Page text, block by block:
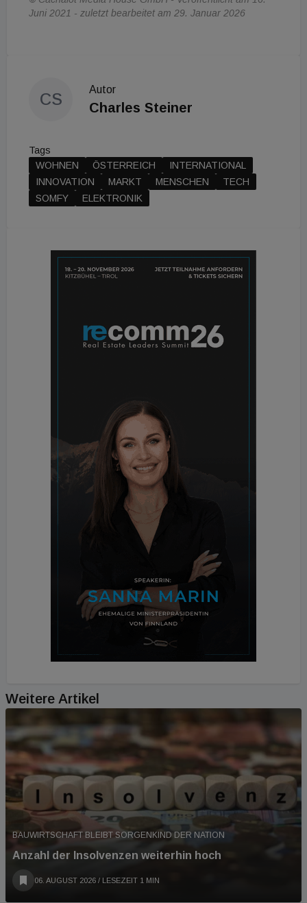
Juni 2021 - zuletzt bearbeitet am 29. Januar 2026
CS
Autor
Charles Steiner
Tags
WOHNEN
ÖSTERREICH
INTERNATIONAL
INNOVATION
MARKT MENSCHEN
TECH
SOMFY
ELEKTRONIK
Weitere Artikel
BAUWIRTSCHAFT BLEIBT SORGENKIND DER NATION
Anzahl der Insolvenzen weiterhin hoch
06. AUGUST 2026 / LESEZEIT 1 MIN